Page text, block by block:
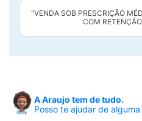
"VENDA SOB PRESCRIÇÃO
COM
A Araujo tem de tudo.
Posso te ajudar de